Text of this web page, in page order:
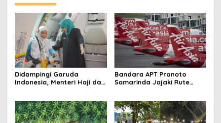
Didampingi Garuda
Indonesia, Menteri Haji dan
Haji di Balikpapan
Bandara APT Pranoto
Samarinda Jajaki Rute